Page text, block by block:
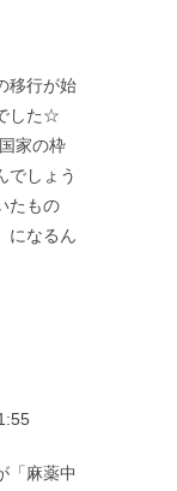
移行が始
した☆
家の枠
でしょう
たもの
になるん
「麻薬中